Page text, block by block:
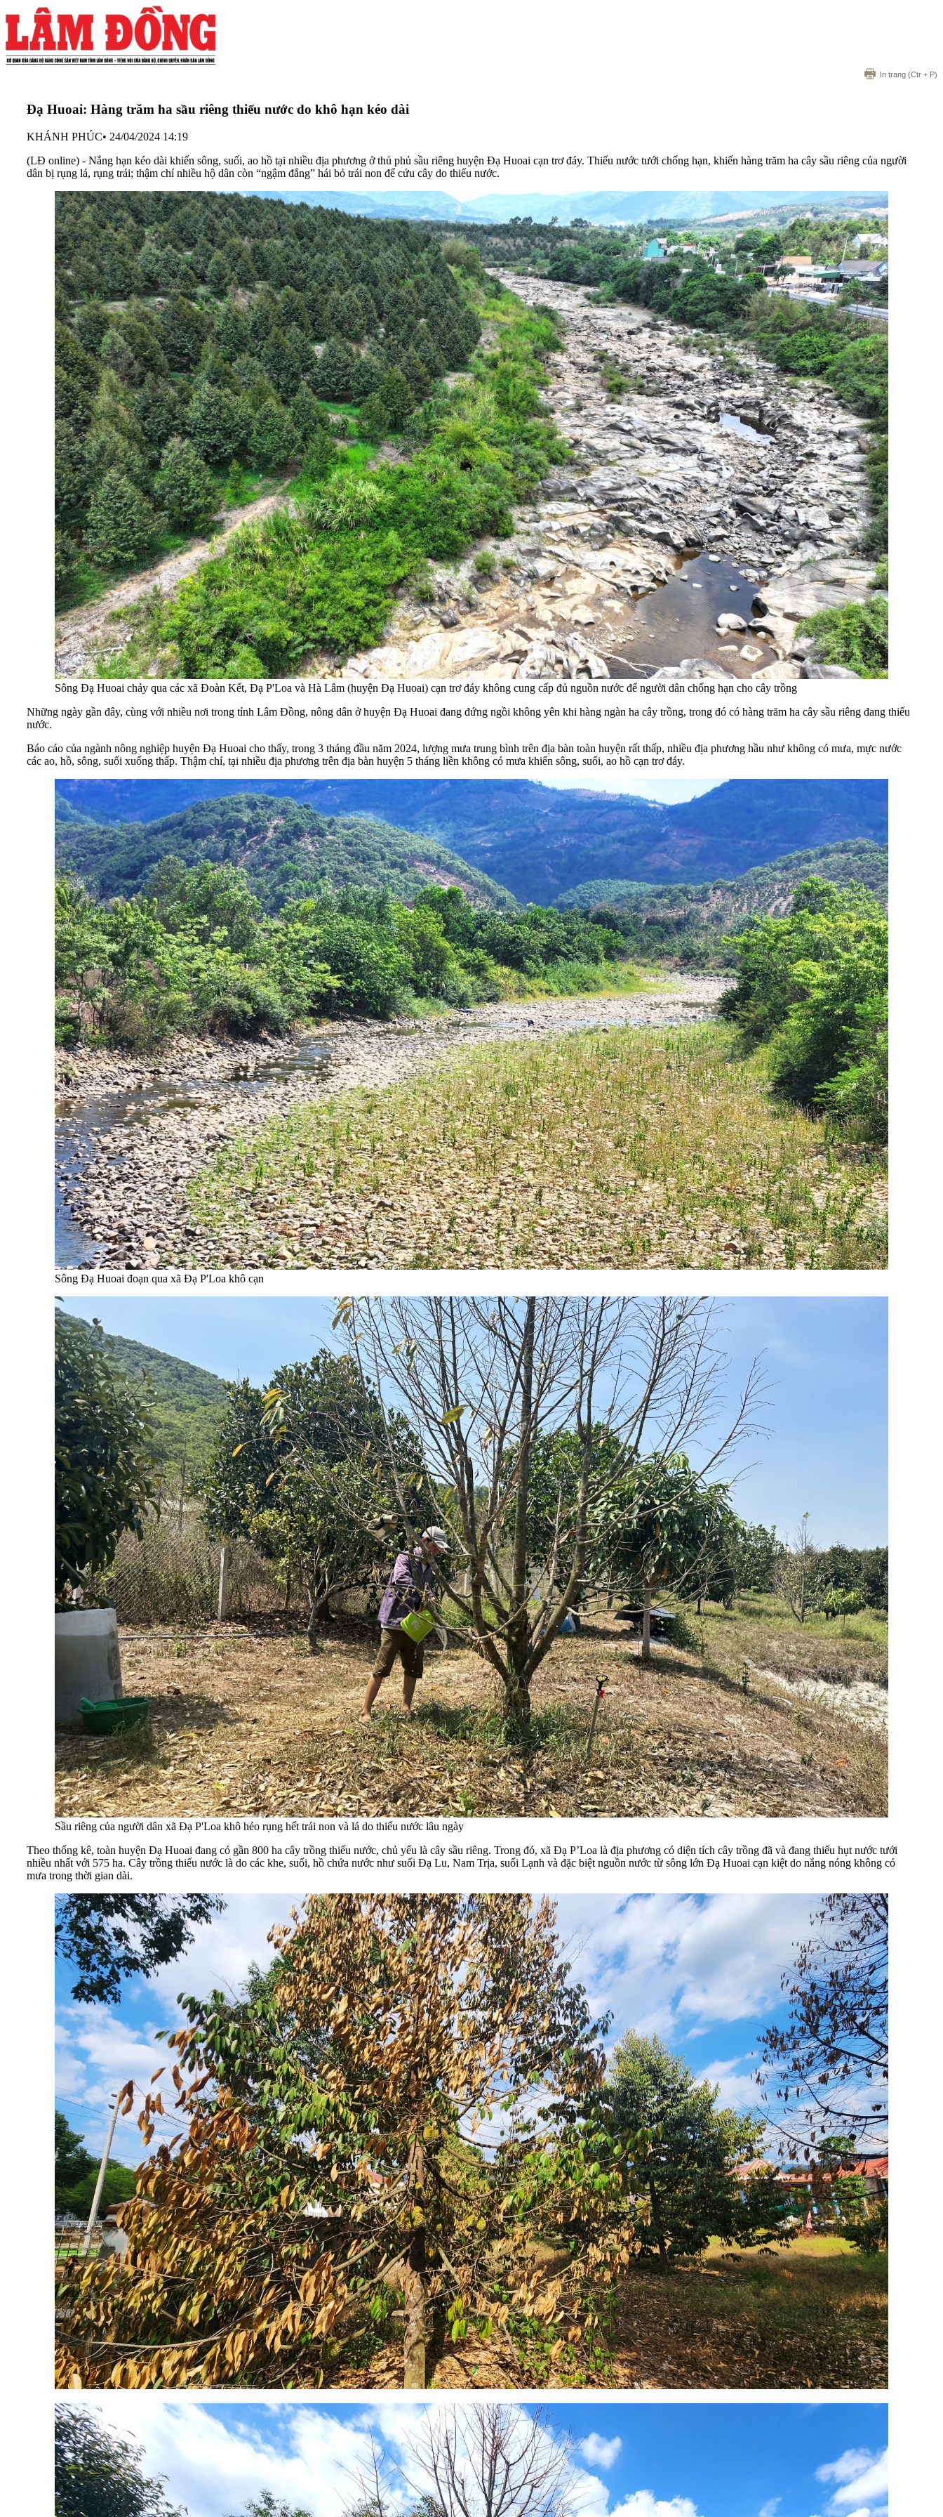
In trang (Ctr + P)
Đạ Huoai: Hàng trăm ha sầu riêng thiếu nước do khô hạn kéo dài
KHÁNH PHÚC• 24/04/2024 14:19
(LĐ online) - Nắng hạn kéo dài khiến sông, suối, ao hồ tại nhiều địa phương ở thủ phủ sầu riêng huyện Đạ Huoai cạn trơ đáy. Thiếu nước tưới chống hạn, khiến hàng trăm ha cây sầu riêng của người
dân bị rụng lá, rụng trái; thậm chí nhiều hộ dân còn “ngậm đắng” hái bỏ trái non để cứu cây do thiếu nước.
Sông Đạ Huoai chảy qua các xã Đoàn Kết, Đạ P'Loa và Hà Lâm (huyện Đạ Huoai) cạn trơ đáy không cung cấp đủ nguồn nước để người dân chống hạn cho cây trồng
Những ngày gần đây, cùng với nhiều nơi trong tỉnh Lâm Đồng, nông dân ở huyện Đạ Huoai đang đứng ngồi không yên khi hàng ngàn ha cây trồng, trong đó có hàng trăm ha cây sầu riêng đang thiếu
nước.
Báo cáo của ngành nông nghiệp huyện Đạ Huoai cho thấy, trong 3 tháng đầu năm 2024, lượng mưa trung bình trên địa bàn toàn huyện rất thấp, nhiều địa phương hầu như không có mưa, mực nước
các ao, hồ, sông, suối xuống thấp. Thậm chí, tại nhiều địa phương trên địa bàn huyện 5 tháng liền không có mưa khiến sông, suối, ao hồ cạn trơ đáy.
Sông Đạ Huoai đoạn qua xã Đạ P'Loa khô cạn
Sầu riêng của người dân xã Đạ P'Loa khô héo rụng hết trái non và lá do thiếu nước lâu ngày
Theo thống kê, toàn huyện Đạ Huoai đang có gần 800 ha cây trồng thiếu nước, chủ yếu là cây sầu riêng. Trong đó, xã Đạ P’Loa là địa phương có diện tích cây trồng đã và đang thiếu hụt nước tưới
nhiều nhất với 575 ha. Cây trồng thiếu nước là do các khe, suối, hồ chứa nước như suối Đạ Lu, Nam Trịa, suối Lạnh và đặc biệt nguồn nước từ sông lớn Đạ Huoai cạn kiệt do nắng nóng không có
mưa trong thời gian dài.